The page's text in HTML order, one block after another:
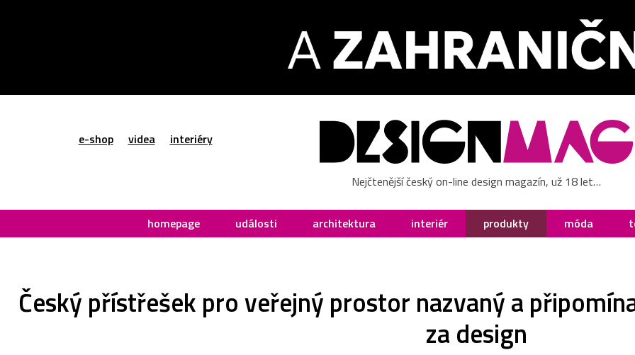
e-shop videa interiéry
Nejčtenější český on-line design magazín, už 18 let…
homepage události architektura interiér produkty móda
Český přístřešek pro veřejný prostor nazvaný a
za design